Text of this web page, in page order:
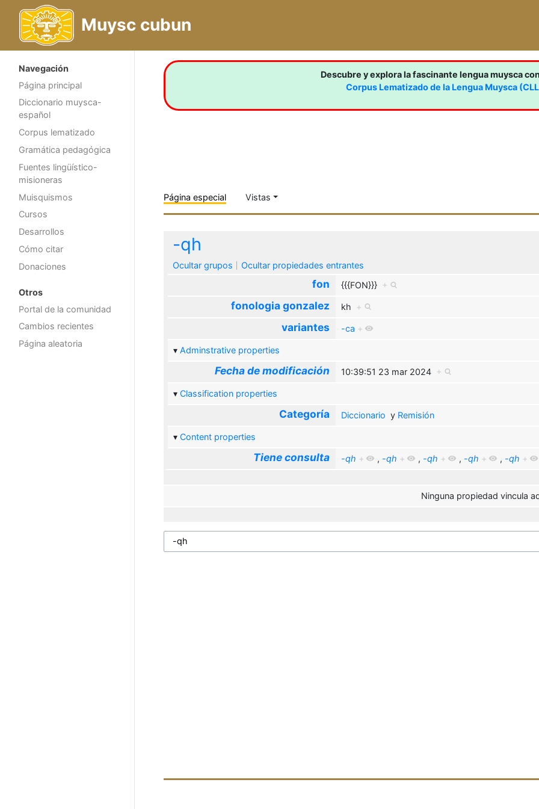
Muysc cubun
Navegación
Página principal
Diccionario muysca-
español
Corpus lematizado
Gramática pedagógica
Fuentes lingüístico-
misioneras
Muisquismos
Cursos
Desarrollos
Cómo citar
Donaciones
Otros
Portal de la comunidad
Cambios recientes
Página aleatoria
Descubre y explora la fascinante lengua muysca
Corpus Lematizado de la Lengua Muysca
Página especial Vistas
-qh
Ocultar grupos Ocultar propiedades entrantes
fon {{{FON}}} +
fonologia gonzalez kh +
variantes -ca +
Adminstrative properties
Fecha de modificación 10:39:51 23 mar 2024 +
Classification properties
Categoría Diccionario y Remisión
Content properties
Tiene consulta -qh + , -qh + , -qh + , -qh + , -qh +
Ninguna propiedad vincula